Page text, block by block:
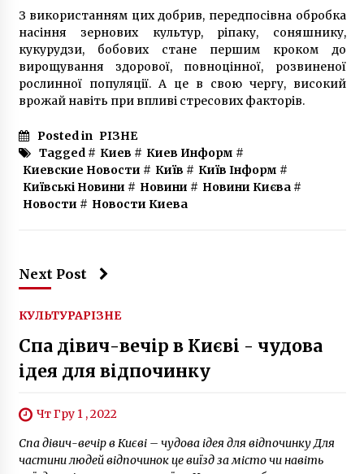
З використанням цих добрив, передпосівна обробка
насіння зернових культур, ріпаку, соняшнику,
кукурудзи, бобових стане першим кроком до
вирощування здорової, повноцінної, розвиненої
рослинної популяції. А це в свою чергу, високий
врожай навіть при впливі стресових факторів.
Posted in РІЗНЕ
Tagged # Киев # Киев Информ #
Киевские Новости # Київ # Київ Інформ #
Київські Новини # Новини # Новини Києва#
Новости # Новости Киева
Next Post
КУЛЬТУРАРІЗНЕ
Спа дівич-вечір в Києві - чудова
ідея для відпочинку
Чт Гру 1 , 2022
Спа дівич-вечір в Києві – чудова ідея для відпочинку Для
частини людей відпочинок це виїзд за місто чи навіть